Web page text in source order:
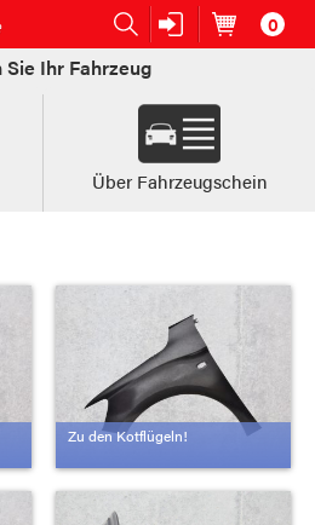
Artikel im
0
Sie Ihr Fahrzeug
Über Fahrzeugschein
Zu den Kotflügeln!